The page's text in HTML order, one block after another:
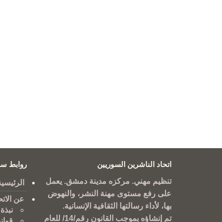
اتحاد الناشرين السوريين
تنظيم مهني. مركزه مدينة دمشق. يعمل
على رفع مستوى مهنة النشر، والنهوض
بها، لأداء رسالتها الثقافية الإنسانية.
تم إنشاؤه بموجب القانون رقم/14/ للعام
روابط
عن